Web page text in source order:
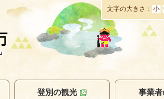
本
文
へ
移
動
文字の大きさ 小
登別の観光 事業